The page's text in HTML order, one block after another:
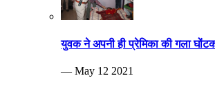
युवक ने अपनी ही प्रेमिका की गला
— May 12 2021